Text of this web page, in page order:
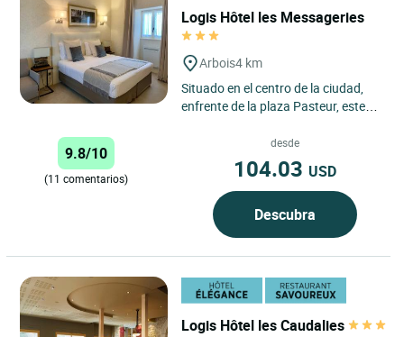
Logis Hôtel les Messageries
Arbois4 km
Situado en el centro de la ciudad,
enfrente de la plaza Pasteur, este
alberga, desde hace 4...
9.8/10
(11 comentarios)
desde
104.03 USD
Descubra
Logis Hôtel les Caudalies